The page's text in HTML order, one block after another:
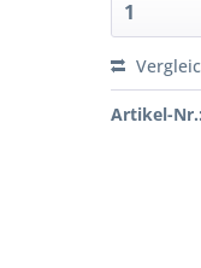
Artikel-Nr.: